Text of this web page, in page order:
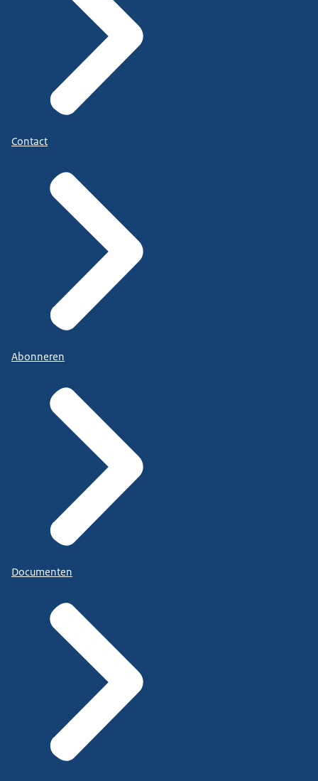
Contact
Abonneren
Documenten